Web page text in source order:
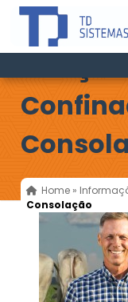
Home »
Consolação